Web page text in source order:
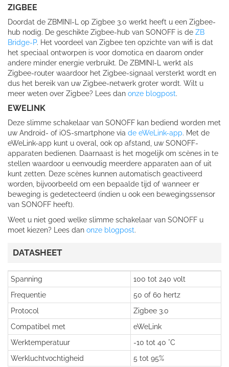
ZIGBEE
Doordat de ZBMINI-L op Zigbee 3.0 werkt heeft u een Zigbee-
hub nodig. De geschikte Zigbee-hub van SONOFF is de ZB
Bridge-P. Het voordeel van Zigbee ten opzichte van wifi is dat
het speciaal ontworpen is voor domotica en daarom onder
andere minder energie verbruikt. De ZBMINI-L werkt als
Zigbee-router waardoor het Zigbee-signaal versterkt wordt en
dus het bereik van uw Zigbee-netwerk groter wordt. Wilt u
meer weten over Zigbee? Lees dan onze blogpost.
EWELINK
Deze slimme schakelaar van SONOFF kan bediend worden met
uw Android- of iOS-smartphone via de eWeLink-app. Met de
eWeLink-app kunt u overal, ook op afstand, uw SONOFF-
apparaten bedienen. Daarnaast is het mogelijk om scènes in te
stellen waardoor u eenvoudig meerdere apparaten aan of uit
kunt zetten. Deze scènes kunnen automatisch geactiveerd
worden, bijvoorbeeld om een bepaalde tijd of wanneer er
beweging is gedetecteerd (indien u ook een bewegingssensor
van SONOFF heeft).
Weet u niet goed welke slimme schakelaar van SONOFF u
moet kiezen? Lees dan onze blogpost.
DATASHEET
Spanning
100 tot 240 volt
Frequentie
50 of 60 hertz
Protocol
Zigbee 3.0
Compatibel met
eWeLink
Werktemperatuur
-10 tot 40 °C
Werkluchtvochtigheid
5 tot 95%